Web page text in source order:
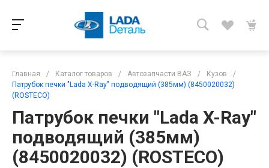
Главная / Каталог товаров / Автозапчасти ВАЗ / Кузов
/
Патрубок печки "Lada X-Ray" подводящий (385мм) (8450020032)
(ROSTECO)
Патрубок печки "Lada X-Ray"
подводящий (385мм)
(8450020032) (ROSTECO)